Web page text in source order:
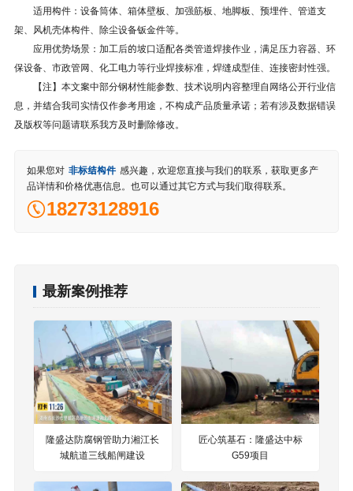
适用构件：设备筒体、箱体壁板、加强筋板、地脚板、预埋件、管道支
架、风机壳体构件、除尘设备钣金件等。
应用优势场景：加工后的坡口适配各类管道焊接作业，满足压力容器、环
保设备、市政管网、化工电力等行业焊接标准，焊缝成型佳、连接密封性强。
【注】本文案中部分钢材性能参数、技术说明内容整理自网络公开行业信
息，并结合我司实情仅作参考用途，不构成产品质量承诺；若有涉及数据错误
及版权等问题请联系我方及时删除修改。
如果您对 非标结构件 感兴趣，欢迎您直接与我们的联系，获取更多产
品详情和价格优惠信息。也可以通过其它方式与我们取得联系。
18273128916
最新案例推荐
隆盛达防腐钢管助力湘江长
城航道三线船闸建设
匠心筑基石：隆盛达中标
G59项目